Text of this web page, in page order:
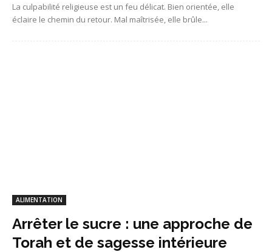
La culpabilité religieuse est un feu délicat. Bien orientée, elle
éclaire le chemin du retour. Mal maîtrisée, elle brûle...
ALIMENTATION
Arrêter le sucre : une approche de
Torah et de sagesse intérieure